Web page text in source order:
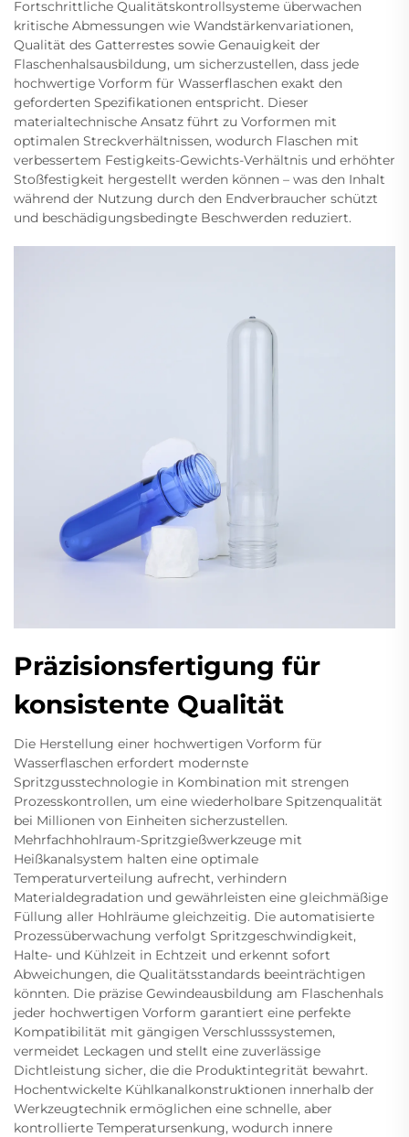
Fortschrittliche Qualitätskontrollsysteme überwachen
kritische Abmessungen wie Wandstärkenvariationen,
Qualität des Gatterrestes sowie Genauigkeit der
Flaschenhalsausbildung, um sicherzustellen, dass jede
hochwertige Vorform für Wasserflaschen exakt den
geforderten Spezifikationen entspricht. Dieser
materialtechnische Ansatz führt zu Vorformen mit
optimalen Streckverhältnissen, wodurch Flaschen mit
verbessertem Festigkeits-Gewichts-Verhältnis und erhöhter
Stoßfestigkeit hergestellt werden können – was den Inhalt
während der Nutzung durch den Endverbraucher schützt
und beschädigungsbedingte Beschwerden reduziert.
Präzisionsfertigung für
konsistente Qualität
Die Herstellung einer hochwertigen Vorform für
Wasserflaschen erfordert modernste
Spritzgusstechnologie in Kombination mit strengen
Prozesskontrollen, um eine wiederholbare Spitzenqualität
bei Millionen von Einheiten sicherzustellen.
Mehrfachhohlraum-Spritzgießwerkzeuge mit
Heißkanalsystem halten eine optimale
Temperaturverteilung aufrecht, verhindern
Materialdegradation und gewährleisten eine gleichmäßige
Füllung aller Hohlräume gleichzeitig. Die automatisierte
Prozessüberwachung verfolgt Spritzgeschwindigkeit,
Halte- und Kühlzeit in Echtzeit und erkennt sofort
Abweichungen, die Qualitätsstandards beeinträchtigen
könnten. Die präzise Gewindeausbildung am Flaschenhals
jeder hochwertigen Vorform garantiert eine perfekte
Kompatibilität mit gängigen Verschlusssystemen,
vermeidet Leckagen und stellt eine zuverlässige
Dichtleistung sicher, die die Produktintegrität bewahrt.
Hochentwickelte Kühlkanalkonstruktionen innerhalb der
Werkzeugtechnik ermöglichen eine schnelle, aber
kontrollierte Temperatursenkung, wodurch innere